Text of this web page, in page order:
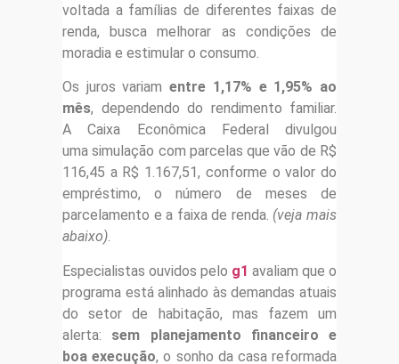
voltada a famílias de diferentes faixas de
renda, busca melhorar as condições de
moradia e estimular o consumo.
Os juros variamentre 1,17% e 1,95% ao
mês, dependendo do rendimento familiar.
A Caixa Econômica Federal divulgou
uma simulação com parcelas que vão de R$
116,45 a R$ 1.167,51, conforme o valor do
empréstimo, o número de meses de
parcelamento e a faixa de renda. (veja mais
abaixo).
Especialistas ouvidos pelo g1 avaliam que o
programa está alinhado às demandas atuais
do setor de habitação, mas fazem um
alerta: sem planejamento financeiro e
boa execução, o sonho da casa reformada